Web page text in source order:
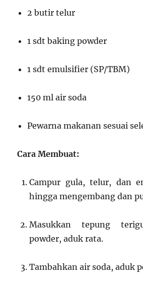
2 butir telur
1 sdt baking powder
1 sdt emulsifier (SP/TBM)
150 ml air soda
Pewarna makanan sesuai
Cara Membuat:
Campur gula, telur, dan
hingga mengembang dan
Masukkan tepung
powder, aduk rata.
Tambahkan air soda, aduk